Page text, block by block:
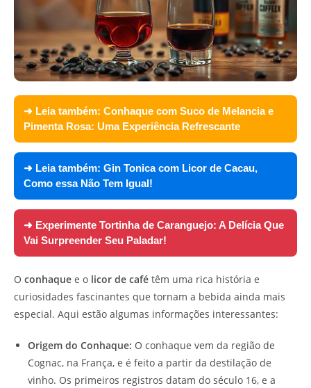
➜ Leia também: Conhaque com Suco de Melancia e
Pimenta Rosa: Uma Experiência Refrescante
➜ Leia também: Gin Tonica com Licor de Cacau,
Como essa Não Tem Igual!
➜ Experimente Tortinha de Caranguejo: A Delícia Que
Vai Surpreender Seu Paladar!
O conhaque e o licor de café têm uma rica história e
curiosidades fascinantes que tornam a bebida ainda mais
especial. Aqui estão algumas informações interessantes:
Origem do Conhaque: O conhaque vem da região de
Cognac, na França, e é feito a partir da destilação de
vinho. Os primeiros registros datam do século 16, e a